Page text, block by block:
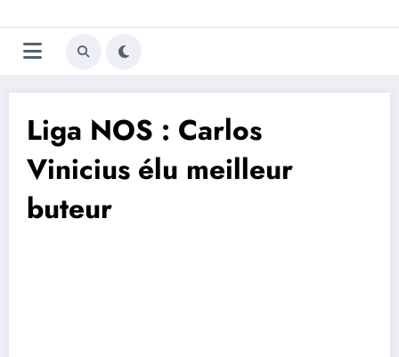
au
contenu
Trivela
L'actualité du football
Liga NOS : Carlos
Vinicius élu meilleur
buteur